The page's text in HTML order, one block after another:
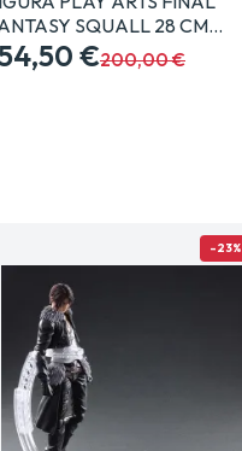
SQUALL 28 CM…
€200,00 €
-23%